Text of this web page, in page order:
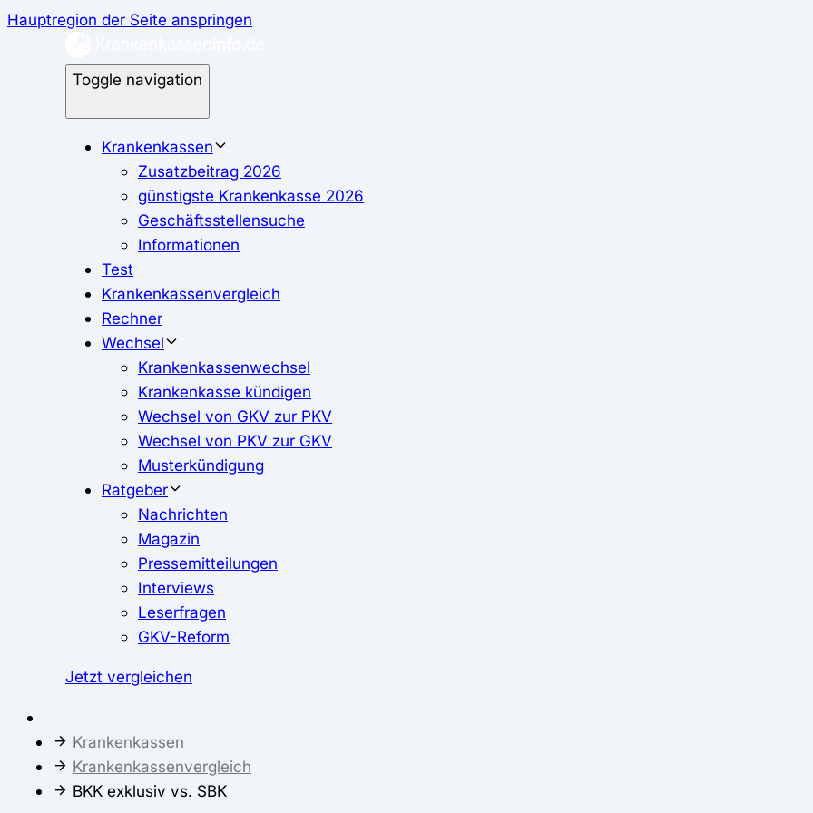
Hauptregion der Seite anspringen
Toggle navigation
Krankenkassen
Zusatzbeitrag 2026
günstigste Krankenkasse 2026
Geschäftsstellensuche
Informationen
Test
Krankenkassenvergleich
Rechner
Wechsel
Krankenkassenwechsel
Krankenkasse kündigen
Wechsel von GKV zur PKV
Wechsel von PKV zur GKV
Musterkündigung
Ratgeber
Nachrichten
Magazin
Pressemitteilungen
Interviews
Leserfragen
GKV-Reform
Jetzt vergleichen
Krankenkassen
Krankenkassenvergleich
BKK exklusiv vs. SBK